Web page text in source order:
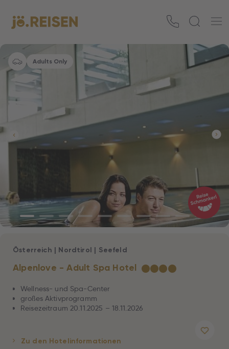
Adults Only
Alpenlove - Adult Spa Hotel ★★★★
Österreich | Nordtirol | Seefeld
Wellness- und Spa-Center
großes Aktivprogramm
Reisezeitraum 20.11.2025 – 18.11.2026
Zu den Hotelinformationen